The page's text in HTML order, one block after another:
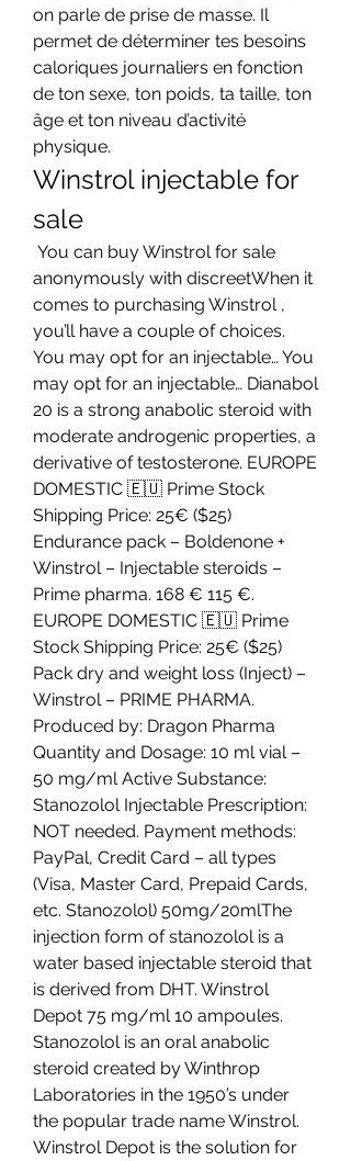
on parle de prise de masse. Il
permet de déterminer tes besoins
caloriques journaliers en fonction
de ton sexe, ton poids, ta taille, ton
âge et ton niveau d’activité
physique.
Winstrol injectable for
sale
anonymously with discreetWhen it
comes to purchasing Winstrol ,
you’ll have a couple of choices.
You may opt for an injectable… You
may opt for an injectable… Dianabol
20 is a strong anabolic steroid with
moderate androgenic properties, a
derivative of testosterone. EUROPE
DOMESTIC 🇪🇺 Prime Stock
Shipping Price: 25€ ($25)
Endurance pack – Boldenone +
Winstrol – Injectable steroids –
Prime pharma. 168 € 115 €.
EUROPE DOMESTIC 🇪🇺 Prime
Stock Shipping Price: 25€ ($25)
Pack dry and weight loss (Inject) –
Winstrol – PRIME PHARMA.
Produced by: Dragon Pharma
Quantity and Dosage: 10 ml vial –
50 mg/ml Active Substance:
Stanozolol Injectable Prescription:
NOT needed. Payment methods:
PayPal, Credit Card – all types
(Visa, Master Card, Prepaid Cards,
etc. Stanozolol) 50mg/20mlThe
injection form of stanozolol is a
water based injectable steroid that
is derived from DHT. Winstrol
Depot 75 mg/ml 10 ampoules.
Stanozolol is an oral anabolic
steroid created by Winthrop
Laboratories in the 1950’s under
the popular trade name Winstrol.
Winstrol Depot is the solution for